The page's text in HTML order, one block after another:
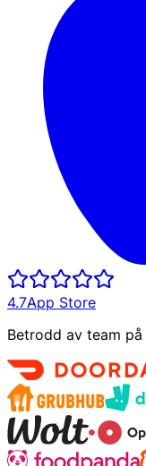
4.7App Store
Betrodd av team på